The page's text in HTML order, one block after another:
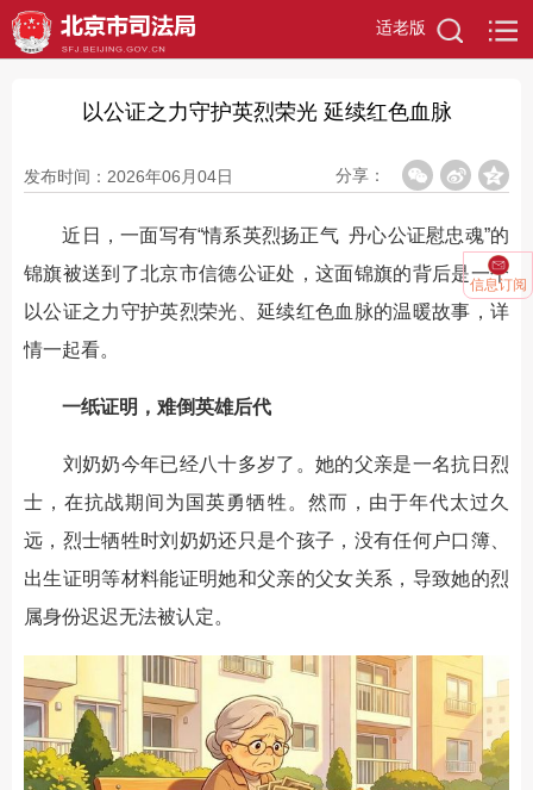
适老版
信息订阅
以公证之力守护英烈荣光 延续红色血脉
发布时间：2026年06月04日 分享：
近日，一面写有“情系英烈扬正气 丹心公证慰忠魂”的
锦旗被送到了北京市信德公证处，这面锦旗的背后是一个
以公证之力守护英烈荣光、延续红色血脉的温暖故事，详
情一起看。
一纸证明，难倒英雄后代
刘奶奶今年已经八十多岁了。她的父亲是一名抗日烈
士，在抗战期间为国英勇牺牲。然而，由于年代太过久
远，烈士牺牲时刘奶奶还只是个孩子，没有任何户口簿、
出生证明等材料能证明她和父亲的父女关系，导致她的烈
属身份迟迟无法被认定。